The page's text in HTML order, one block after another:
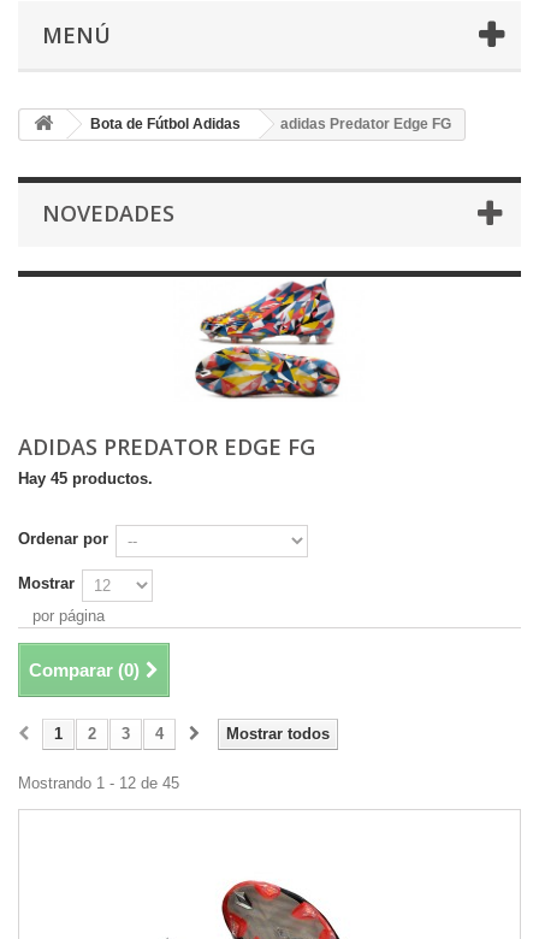
MENÚ
Bota de Fútbol Adidas adidas Predator Edge FG
NOVEDADES
ADIDAS PREDATOR EDGE FG
Hay 45 productos.
Ordenar por
Mostrar
por página
Comparar (0)
Mostrar todos
1 2 3 4
Mostrando 1 - 12 de 45